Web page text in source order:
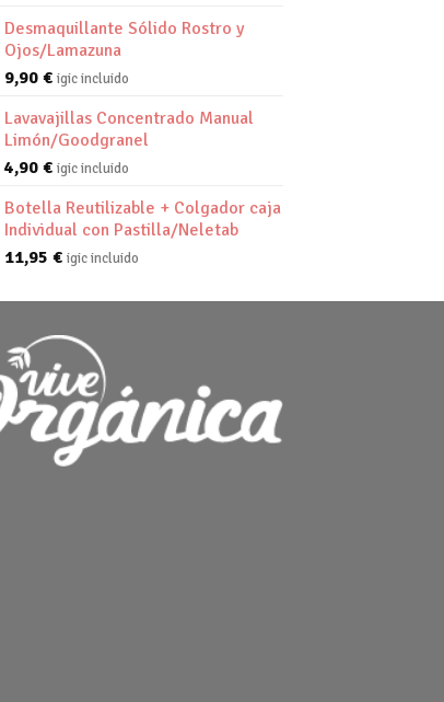
Desmaquillante Sólido Rostro y
Ojos/Lamazuna
9,90 € igic incluido
Lavavajillas Concentrado Manual
Limón/Goodgranel
4,90 € igic incluido
Botella Reutilizable + Colgador caja
Individual con Pastilla/Neletab
11,95 € igic incluido